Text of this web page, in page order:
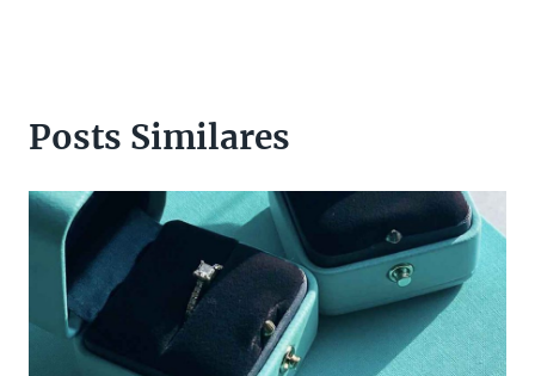
Posts Similares